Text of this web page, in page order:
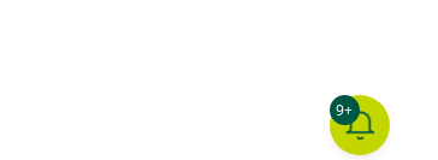
9+